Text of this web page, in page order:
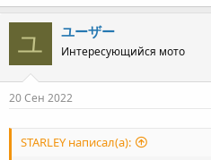
ユ ユーザー
Интересующийся мото
20 Сен 2022
STARLEY написал(а):